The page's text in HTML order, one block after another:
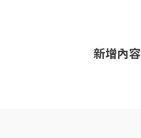
新增內容